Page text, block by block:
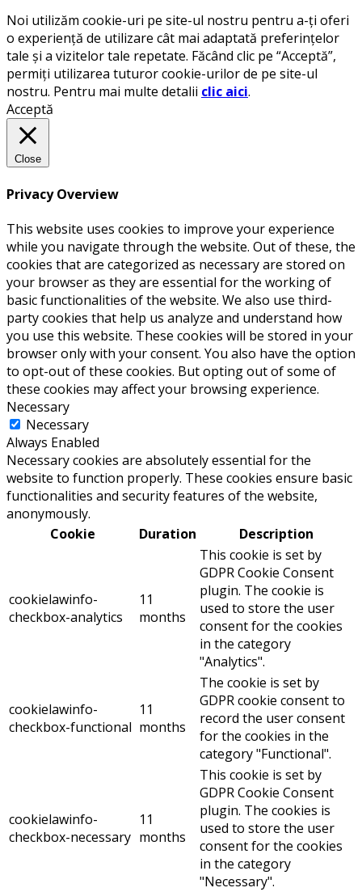
Noi utilizăm cookie-uri pe site-ul nostru pentru a-ți oferi
o experiență de utilizare cât mai adaptată preferințelor
tale și a vizitelor tale repetate. Făcând clic pe “Acceptă”,
permiți utilizarea tuturor cookie-urilor de pe site-ul
nostru. Pentru mai multe detalii clic aici.
Acceptă
Close
Privacy Overview
This website uses cookies to improve your experience
while you navigate through the website. Out of these, the
cookies that are categorized as necessary are stored on
your browser as they are essential for the working of
basic functionalities of the website. We also use third-
party cookies that help us analyze and understand how
you use this website. These cookies will be stored in your
browser only with your consent. You also have the option
to opt-out of these cookies. But opting out of some of
these cookies may affect your browsing experience.
Necessary
Necessary
Always Enabled
Necessary cookies are absolutely essential for the
website to function properly. These cookies ensure basic
functionalities and security features of the website,
anonymously.
Cookie
Duration Description
cookielawinfo-
checkbox-analytics
11
months
This cookie is set by
GDPR Cookie Consent
plugin. The cookie is
used to store the user
consent for the cookies
in the category
"Analytics".
cookielawinfo-
checkbox-functional
11
months
The cookie is set by
GDPR cookie consent to
record the user consent
for the cookies in the
category "Functional".
cookielawinfo-
checkbox-necessary
11
months
This cookie is set by
GDPR Cookie Consent
plugin. The cookies is
used to store the user
consent for the cookies
in the category
"Necessary".